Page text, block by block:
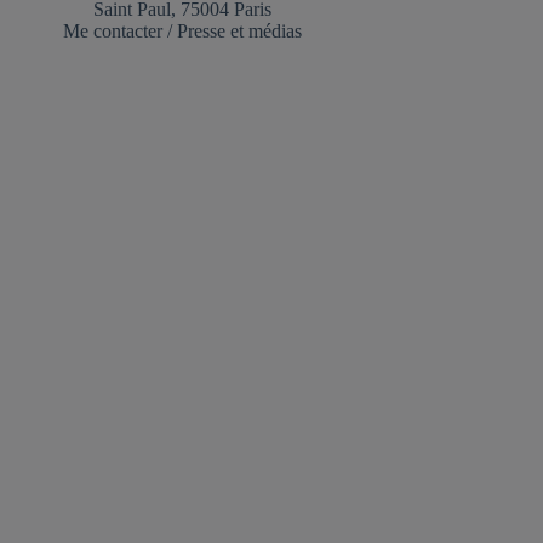
Saint Paul, 75004 Paris
Me contacter/Presse et médias